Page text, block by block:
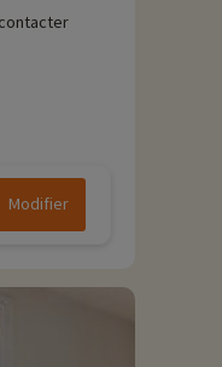
Modifier